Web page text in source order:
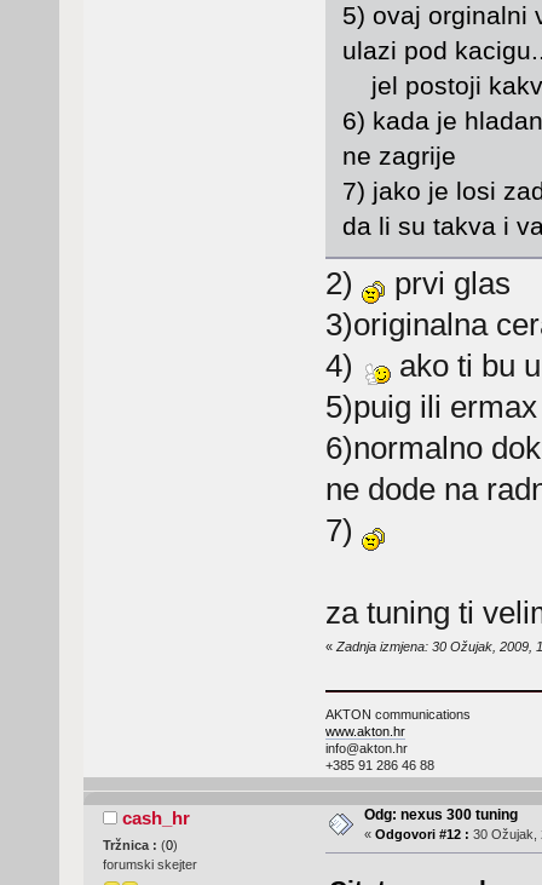
5) ovaj orginalni
ulazi pod
jel postoji
6) kada je
ne zagrije
7) jako je losi
da li su takva i
2)
prvi glas
3)originalna
4)
ako ti bu
5)puig ili
6)normalno
ne dode na
7)
za tuning ti
«Zadnja izmjena: 30 Ožujak, 2009,
AKTON communications
www.akton.hr
info@akton.hr
+385 91 286 46 88
cash_hr
Tržnica : (0)
forumski skejter
Odg: nexus 300 tuning
« Odgovori #12 : 30 Ožujak,